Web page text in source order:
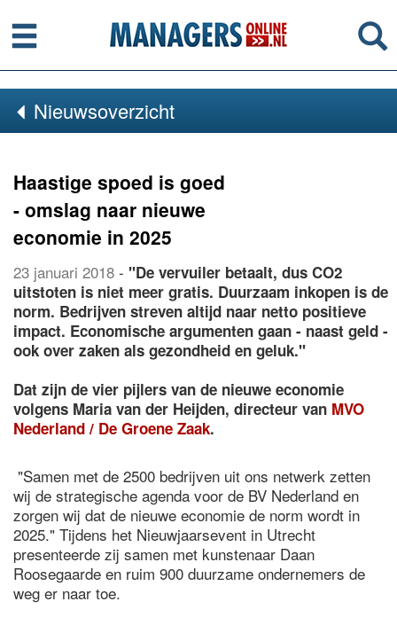
Menu
Nieuwsoverzicht
Haastige spoed is goed
- omslag naar nieuwe
economie in 2025
23 januari 2018 - "De vervuiler betaalt, dus CO2
uitstoten is niet meer gratis. Duurzaam inkopen is de
norm. Bedrijven streven altijd naar netto positieve
impact. Economische argumenten gaan - naast geld -
ook over zaken als gezondheid en geluk."
Dat zijn de vier pijlers van de nieuwe economie
volgens Maria van der Heijden, directeur van MVO
Nederland / De Groene Zaak.
"Samen met de 2500 bedrijven uit ons netwerk zetten
wij de strategische agenda voor de BV Nederland en
zorgen wij dat de nieuwe economie de norm wordt in
2025." Tijdens het Nieuwjaarsevent in Utrecht
presenteerde zij samen met kunstenaar Daan
Roosegaarde en ruim 900 duurzame ondernemers de
weg er naar toe.